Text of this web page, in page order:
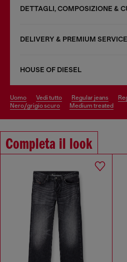
DETTAGLI, COMPOSIZIONE &
DELIVERY & PREMIUM
HOUSE OF DIESEL
uomo vedi tutto regular jeans
nero/grigio scuro
medium treated
Completa il look